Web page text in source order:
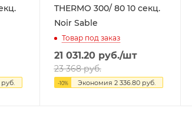
руб.
THERMO 300/ 80 10 секц.
Noir Sable
Товар под заказ
21 031.20руб./шт
23 368руб.
-10% Экономия 2 336.80руб.